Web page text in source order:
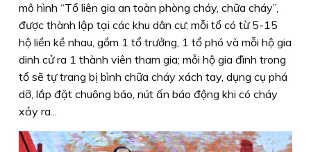
mô hình “Tổ liên gia an toàn phòng cháy, chữa cháy”,
được thành lập tại các khu dân cư; mỗi tổ có từ 5-15
hộ liền kề nhau, gồm 1 tổ trưởng, 1 tổ phó và mỗi hộ gia
dinh cử ra 1 thành viên tham gia; mỗi hộ gia đình trong
tổ sẽ tự trang bị bình chữa cháy xách tay, dụng cụ phá
dỡ, lắp đặt chuông báo, nút ấn báo động khi có cháy
xảy ra...